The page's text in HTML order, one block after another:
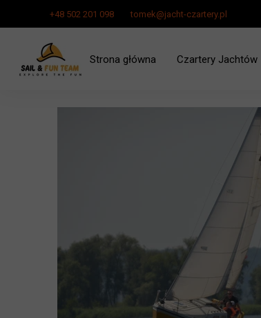
+48 502 201 098 tomek@jacht-czartery.pl
Strona główna Czartery Jachtów